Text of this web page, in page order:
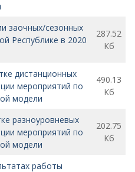
заочных/сезонных
Республике в 2020
287.52
Кб
дистанционных
мероприятий по
модели
490.13
Кб
разноуровневых
мероприятий по
модели
202.75
Кб
работы